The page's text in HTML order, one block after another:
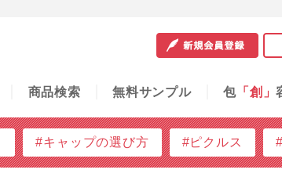
商品検索 無料サンプル 包 「創」
#キャップの選び方 #ピクルス
ご利用ガイド 問い